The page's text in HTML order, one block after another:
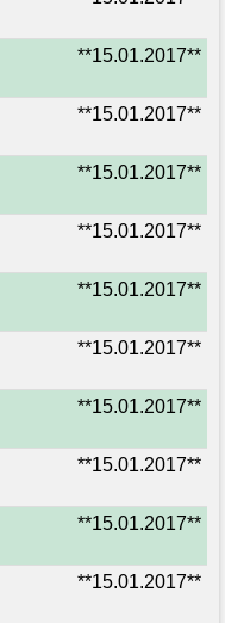
**15.01.2017**
**15.01.2017**
**15.01.2017**
**15.01.2017**
**15.01.2017**
**15.01.2017**
**15.01.2017**
**15.01.2017**
**15.01.2017**
**15.01.2017**